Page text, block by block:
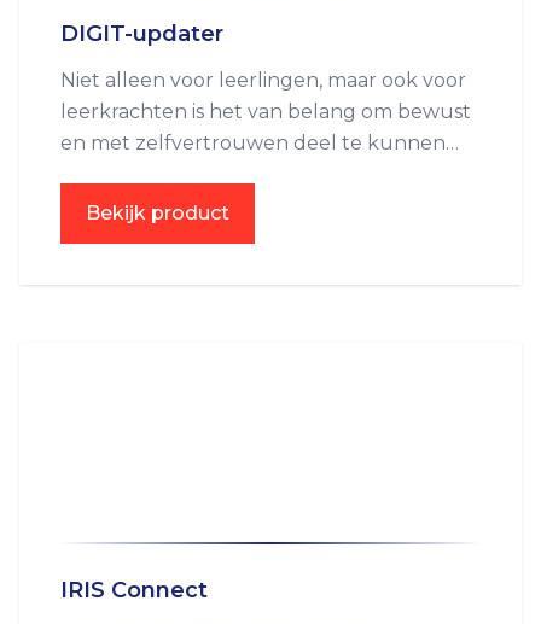
ContactDIGIT-updater
Niet alleen voor leerlingen, maar ook voor
leerkrachten is het van belang om bewust
en met zelfvertrouwen deel te kunnen
Bekijk product
IRIS Connect